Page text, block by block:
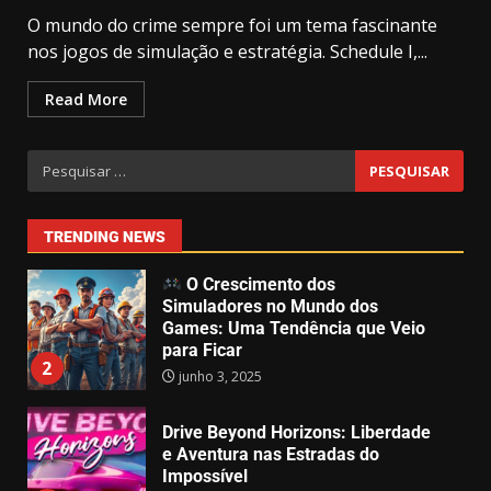
O mundo do crime sempre foi um tema fascinante
nos jogos de simulação e estratégia. Schedule I,...
Read More
TRENDING NEWS
7
GTA 6 surpreende e recebe demo
jogável – Mas só para alguns!
1
Catálogo da Microsoft Está
2
O Crescimento dos
Simuladores no Mundo dos
Games: Uma Tendência que Veio
para Ficar
junho 3, 2025
Drive Beyond Horizons: Liberdade
e Aventura nas Estradas do
Impossível